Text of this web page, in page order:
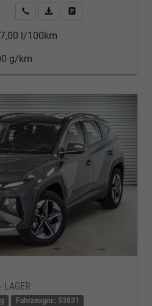
Kontakt & Angebot anfordern
PDF-Datei, Fahrzeugexposé
7,00 l/100km
g/km
LAGER
Fahrzeugnr.: 53831